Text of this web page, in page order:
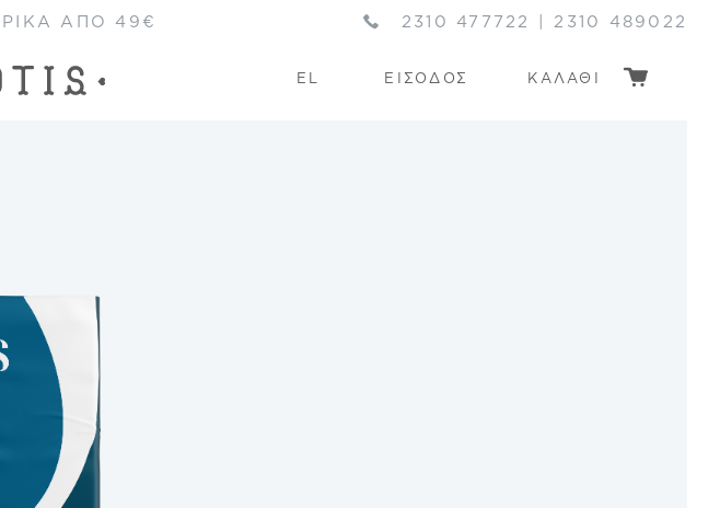
ΑΠΟ 49€ 2310 477722 2310 489022
EL ΕΙΣΟΔΟΣ ΚΑΛΑΘΙ